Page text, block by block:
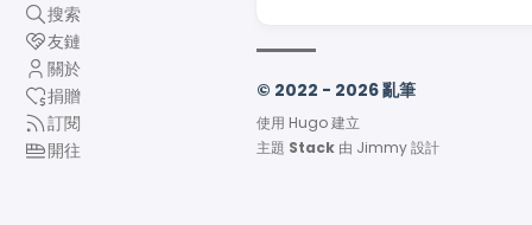
搜索
友鏈
關於
捐贈
訂閱
開往
© 2022 - 2026 亂筆
使用 Hugo建立
主題 Stack由 Jimmy設計